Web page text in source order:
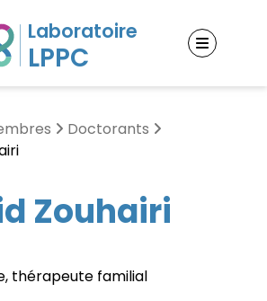
et Processus de
expérientiels
Doctorants
Zouhairi
thérapeute familial